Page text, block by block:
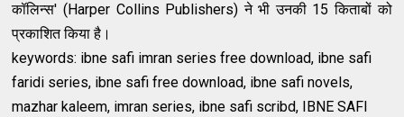
कॉलिन्स' (Harper Collins Publishers) ने भी उनकी 15 किताबों को
प्रकाशित किया है।
keywords: ibne safi imran series free download, ibne safi
faridi series, ibne safi free download, ibne safi novels,
mazhar kaleem, imran series, ibne safi scribd, IBNE SAFI